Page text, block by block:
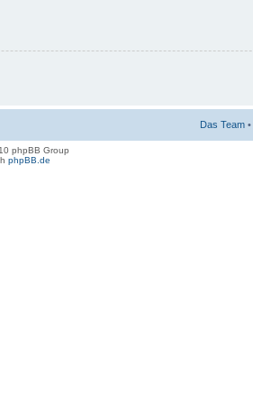
Das Team •
phpBB Group
phpBB.de